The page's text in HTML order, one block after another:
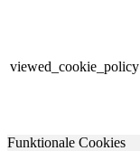
viewed_cookie_policy
Funktionale Cookies